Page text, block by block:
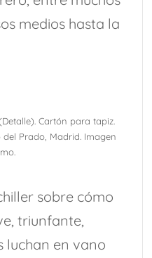
medios hasta la
Cartón para tapiz.
del Prado, Madrid. Imagen
sobre cómo
triunfante,
luchan en vano